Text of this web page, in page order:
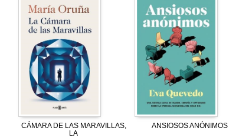
CÁMARA DE LAS MARAVILLAS,
LA
ANSIOSOS ANÓNIMOS